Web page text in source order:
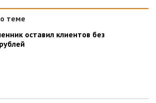
теме
оставил клиентов без